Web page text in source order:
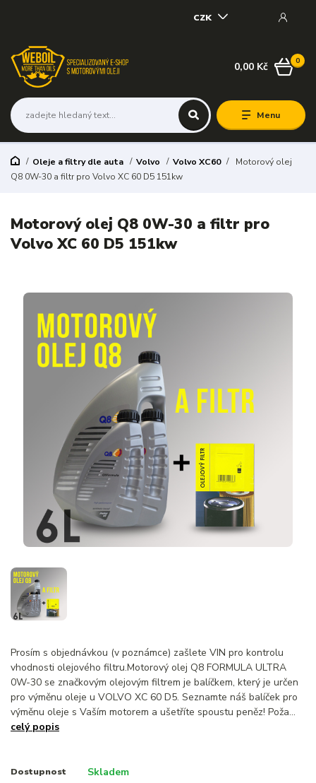
Menu
CZK
0
0,00 Kč
Oleje a filtry dle auta Volvo Volvo XC60
Motorový olej
Q8 0W-30 a filtr pro Volvo XC 60 D5 151kw
Motorový olej Q8 0W-30 a filtr pro
Volvo XC 60 D5 151kw
Prosím s objednávkou (v poznámce) zašlete VIN pro kontrolu
vhodnosti olejového filtru.Motorový olej Q8 FORMULA ULTRA
0W-30 se značkovým olejovým filtrem je balíčkem, který je určen
pro výměnu oleje u VOLVO XC 60 D5. Seznamte náš balíček pro
výměnu oleje s Vaším motorem a ušetříte spoustu peněz! Poža...
celý popis
Dostupnost Skladem